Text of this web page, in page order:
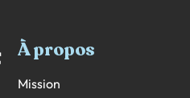
À propos
Mission